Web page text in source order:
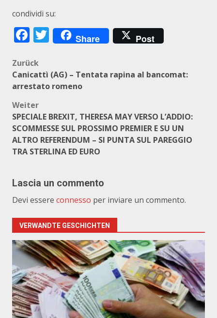
condividi su:
Facebook
Twitter
Share Post
Beitragsnavigation
Zurück
Canicattì (AG) – Tentata rapina al bancomat:
arrestato romeno
Weiter
SPECIALE BREXIT, THERESA MAY VERSO L’ADDIO:
SCOMMESSE SUL PROSSIMO PREMIER E SU UN
ALTRO REFERENDUM – SI PUNTA SUL PAREGGIO
TRA STERLINA ED EURO
Lascia un commento
Devi essere connesso per inviare un commento.
VERWANDTE GESCHICHTEN